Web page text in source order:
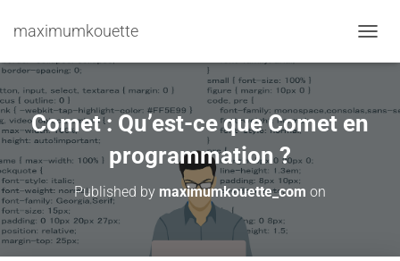
maximumkouette
Comet : Qu’est-ce que Comet en
programmation ?
Published by maximumkouette_com on